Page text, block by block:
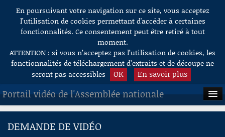
Aller au contenu
En poursuivant votre navigation sur ce site, vous acceptez
l’utilisation de cookies permettant d'accéder à certaines
fonctionnalités. Ce consentement peut être retiré à tout
moment.
ATTENTION : si vous n’acceptez pas l’utilisation de cookies, les
fonctionnalités de téléchargement d’extraits et de découpe ne
seront pas accessibles
OK En savoir plus
Portail vidéo de l'Assemblée nationale
ACCUEIL
DEMANDE DE VIDÉO